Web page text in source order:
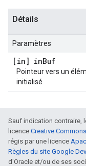
Détails
Paramètres
[in] inBuf
Pointeur vers un
initialisé
Sauf indication contraire,
licence Creative
régis par une licence
Règles du site Google
d'Oracle et/ou de ses